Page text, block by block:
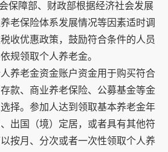
保障部、财政部根据经济社会发展
老保险体系发展情况等因素适时调
收优惠政策，鼓励符合条件的人员
规领取个人养老金。
人养老金资金账户资金用于购买符合
款、商业养老保险、公募基金等金
择。参加人达到领取基本养老金年
出国（境）定居，或者具有其他符
按月、分次或者一次性领取个人养